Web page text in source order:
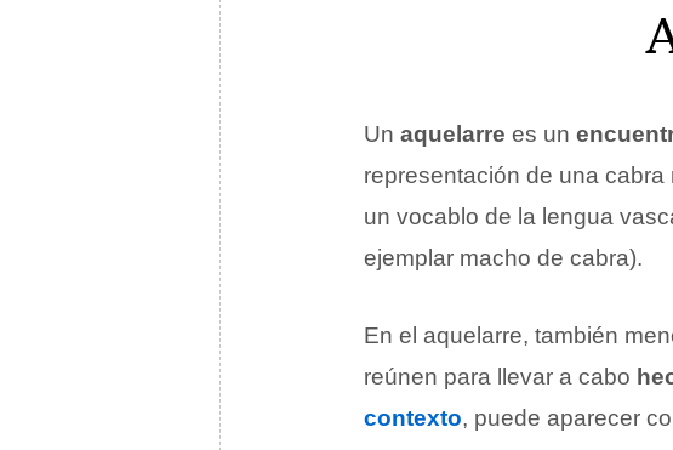
Un aquelarre es un
representación de una cabra
un vocablo de la lengua
ejemplar macho de cabra).
En el aquelarre, también
reúnen para llevar a cabo
contexto, puede aparecer